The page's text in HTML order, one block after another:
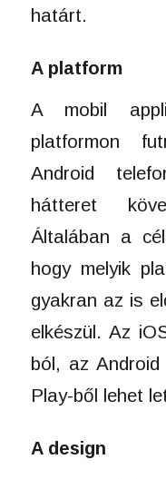
határt.
A platform
A mobil
platformon
Android
hátteret
Általában a
hogy melyik
gyakran az is
elkészül. Az
ból, az
Play-ből lehet
A design